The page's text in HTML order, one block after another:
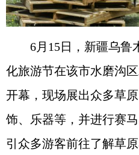
6月15日，新疆乌鲁
化旅游节在该市水磨沟
开幕，现场展出众多草
饰、乐器等，并进行赛
引众多游客前往了解草